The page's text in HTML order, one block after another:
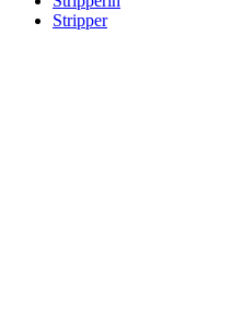
Stripper